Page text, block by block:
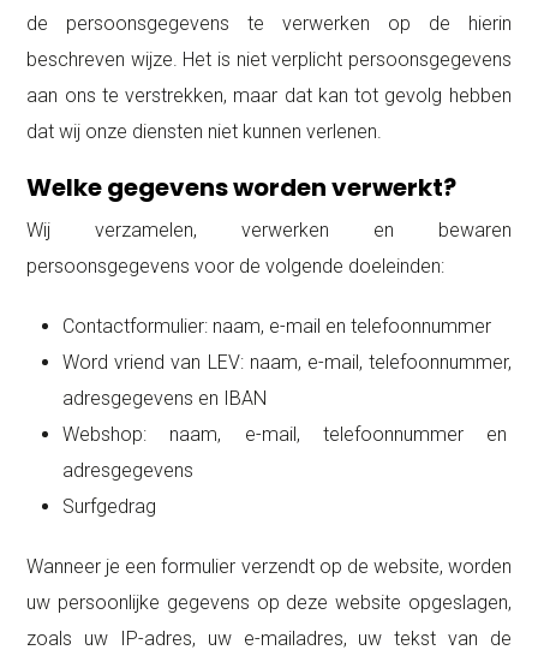
de persoonsgegevens te verwerken op de hierin
beschreven wijze. Het is niet verplicht persoonsgegevens
aan ons te verstrekken, maar dat kan tot gevolg hebben
dat wij onze diensten niet kunnen verlenen.
Welke gegevens worden verwerkt?
Wij verzamelen, verwerken en bewaren
persoonsgegevens voor de volgende doeleinden:
Contactformulier: naam, e-mail en telefoonnummer
Word vriend van LEV: naam, e-mail, telefoonnummer,
adresgegevens en IBAN
Webshop: naam, e-mail, telefoonnummer en
adresgegevens
Surfgedrag
Wanneer je een formulier verzendt op de website, worden
uw persoonlijke gegevens op deze website opgeslagen,
zoals uw IP-adres, uw e-mailadres, uw tekst van de